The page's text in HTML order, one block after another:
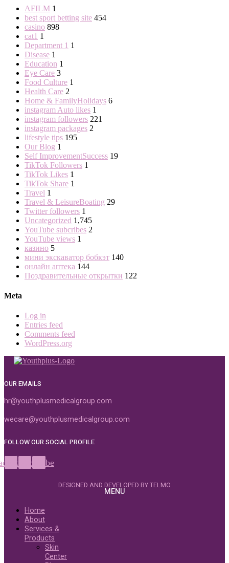
AFILM 1
best sport betting site 454
casino 898
cat1 1
Department 1 1
Disease 1
Education 1
Eye Care 3
Food Culture 1
Health Care 2
Home & FamilyHolidays 6
instagram Auto likes 1
instagram followers 221
instagram packages 2
lifestyle tips 195
Our Blog 1
Self ImprovementSuccess 19
TikTok Followers 1
TikTok Likes 1
TikTok Share 1
Travel 1
Travel & LeisureBoating 29
Twitter followers 1
Uncategorized 1,745
YouTube subcribes 2
YouTube views 1
казино 5
мини экскаватор бобкэт 140
онлайн аптека 144
Поздравительные открытки 122
Meta
Log in
Entries feed
Comments feed
WordPress.org
OUR EMAILS
hr@youthplusmedicalgroup.com
wecare@youthplusmedicalgroup.com
FOLLOW OUR SOCIAL PROFILE
InstagramYoutube
DESIGNED AND DEVELOPED BY TELMO
MENU
Home
About
Services &
Products
Skin
Center